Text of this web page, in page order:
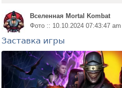
Вселенная Mortal Kombat
Фото :: 10.10.2024 07:43:47 am
Заставка игры